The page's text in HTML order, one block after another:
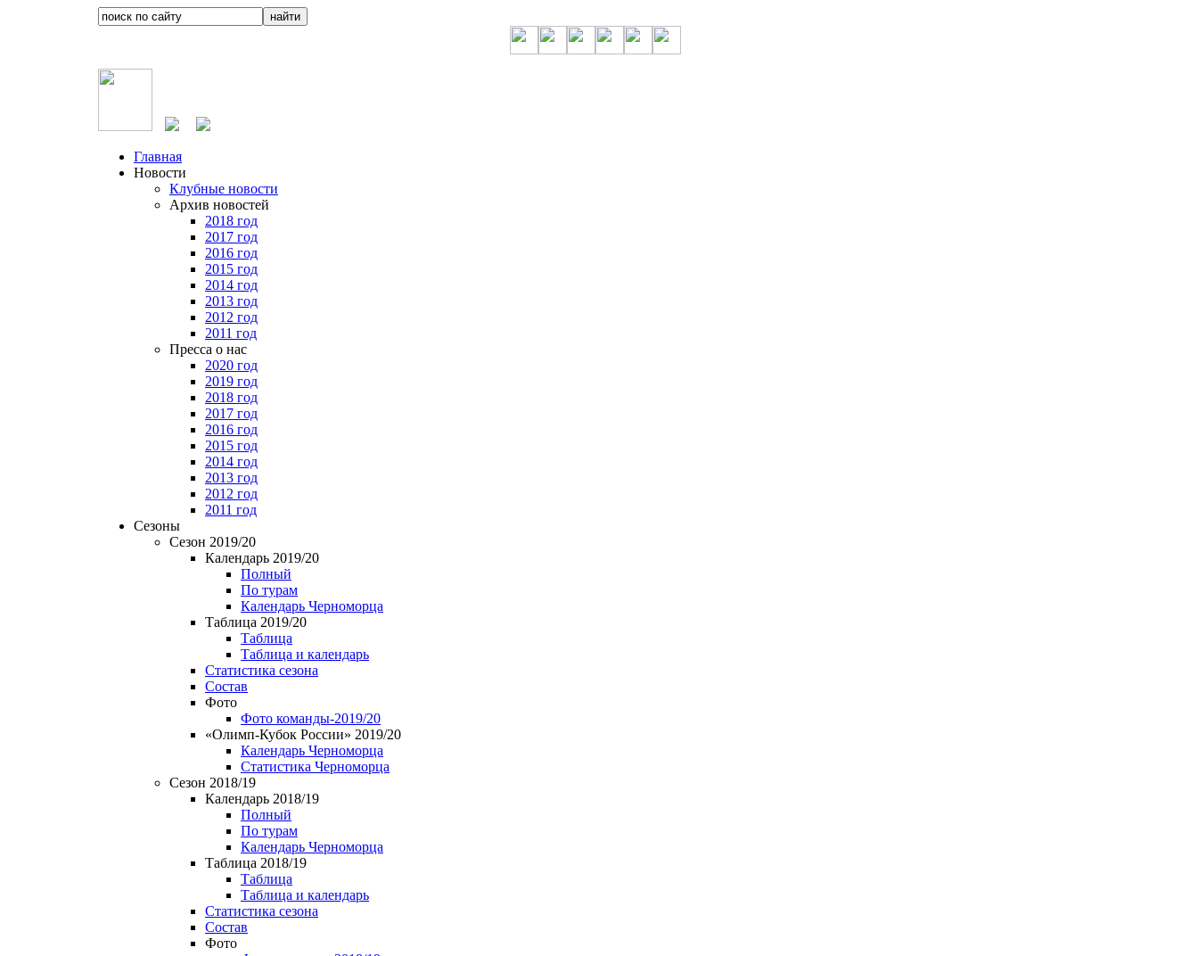
Главная
Новости
Клубные новости
Архив новостей
2018 год
2017 год
2016 год
2015 год
2014 год
2013 год
2012 год
2011 год
Пресса о нас
2020 год
2019 год
2018 год
2017 год
2016 год
2015 год
2014 год
2013 год
2012 год
2011 год
Сезоны
Сезон 2019/20
Календарь 2019/20
Полный
По турам
Календарь Черноморца
Таблица 2019/20
Таблица
Таблица и календарь
Статистика сезона
Состав
Фото
Фото команды-2019/20
«Олимп-Кубок России» 2019/20
Календарь Черноморца
Статистика Черноморца
Сезон 2018/19
Календарь 2018/19
Полный
По турам
Календарь Черноморца
Таблица 2018/19
Таблица
Таблица и календарь
Статистика сезона
Состав
Фото